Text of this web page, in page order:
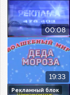
00:08
19:33
Рекламный блок